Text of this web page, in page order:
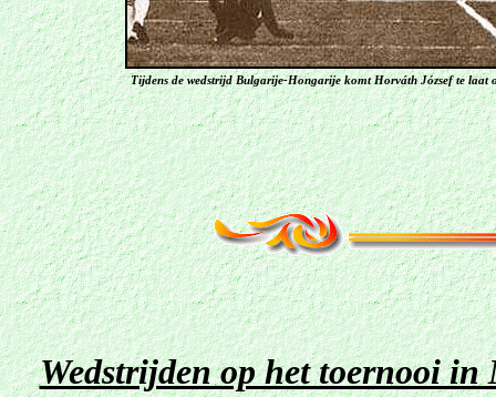
Tijdens de wedstrijd Bulgarije-Hongarije komt Horváth József te laat
Wedstrijden op het toernooi in